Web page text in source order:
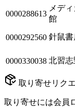
0000288613
メデ
館
0000292560 針鼠
0000330038 北習
取り寄せリク
取り寄せには会員